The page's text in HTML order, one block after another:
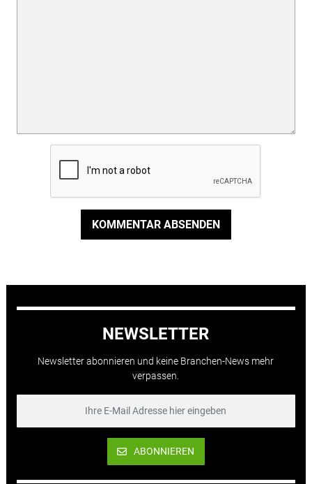
KOMMENTAR ABSENDEN
NEWSLETTER
Newsletter abonnieren und keine Branchen-News mehr
verpassen.
ABONNIEREN